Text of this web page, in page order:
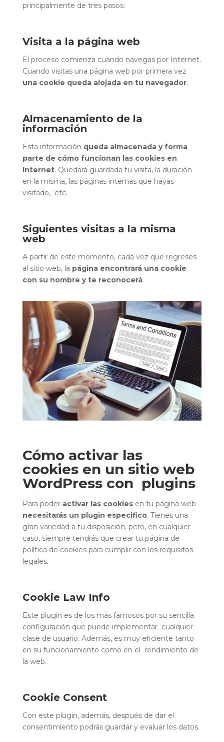
principalmente de tres pasos:
Visita a la página web
El proceso comienza cuando navegas por Internet.
Cuando visitas una página web por primera vez
una cookie queda alojada en tu navegador.
Almacenamiento de la
información
Esta información queda almacenada y forma
parte de cómo funcionan las cookies en
Internet. Quedará guardada tu visita, la duración
en la misma, las páginas internas que hayas
visitado, etc.
Siguientes visitas a la misma
web
A partir de este momento, cada vez que regreses
al sitio web, la página encontrará una cookie
con su nombre y te reconocerá.
Cómo activar las
cookies en un sitio web
WordPress con plugins
Para poder activar las cookiesen tu página web
necesitarás un plugin especifico. Tienes una
gran variedad a tu disposición, pero, en cualquier
caso, siempre tendrás que crear tu página de
política de cookies para cumplir con los requisitos
legales.
Cookie Law Info
Este plugin es de los más famosos por su sencilla
configuración que puede implementar cualquier
clase de usuario. Además, es muy eficiente tanto
en su funcionamiento como en el rendimiento de
la web.
Cookie Consent
Con este plugin, además, después de dar el
consentimiento podrás guardar y evaluar los datos.